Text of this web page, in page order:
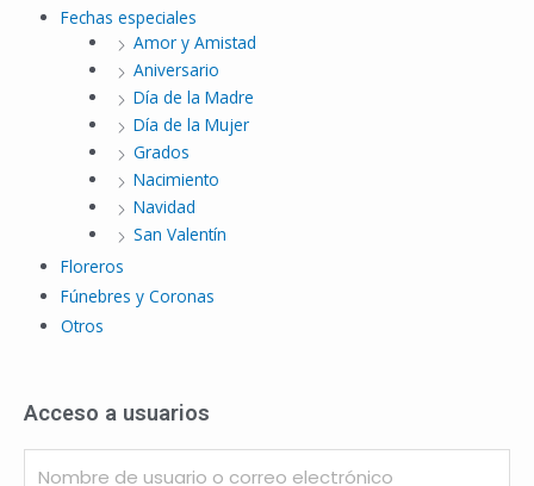
Fechas especiales
Amor y Amistad
Aniversario
Día de la Madre
Día de la Mujer
Grados
Nacimiento
Navidad
San Valentín
Floreros
Fúnebres y Coronas
Otros
Acceso a usuarios